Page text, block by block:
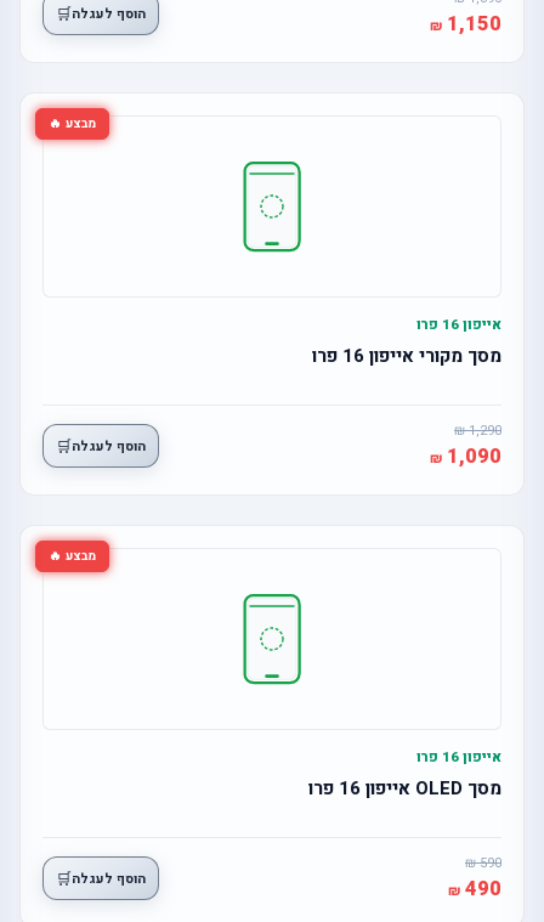
1,150 הוסף לעגלה🛒
מבצע 🔥
אייפון 16 פרו
מסך מקורי אייפון 16 פרו
1,290
1,090 הוסף לעגלה🛒
מבצע 🔥
אייפון 16 פרו
מסך OLED אייפון 16 פרו
590
490 הוסף לעגלה🛒